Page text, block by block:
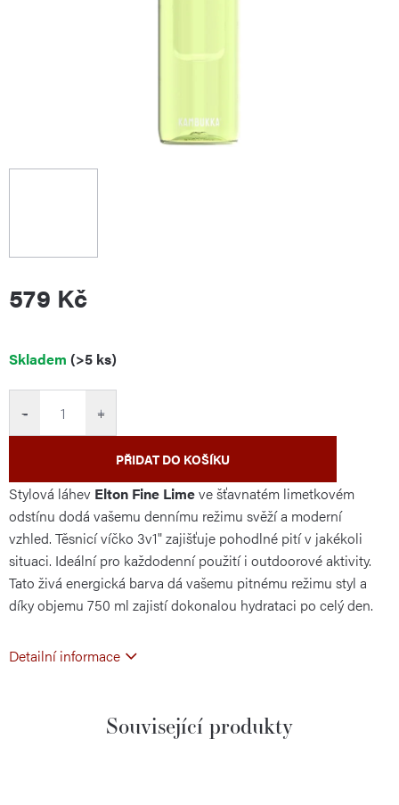
579 Kč
Měrná
Skladem (>5 ks)
+
−
PŘIDAT DO KOŠÍKU
Stylová láhev Elton Fine Limeve šťavnatém limetkovém
odstínu dodá vašemu dennímu režimu svěží a moderní
vzhled. Těsnicí víčko 3v1" zajišťuje pohodlné pití v jakékoli
situaci. Ideální pro každodenní použití i outdoorové aktivity.
Tato živá energická barva dá vašemu pitnému režimu styl a
díky objemu 750 ml zajistí dokonalou hydrataci po celý den.
Detailní informace
Související produkty